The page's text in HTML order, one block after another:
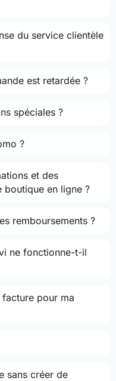
du service clientèle
est retardée ?
spéciales ?
?
et des
boutique en ligne ?
remboursements ?
ne fonctionne-t-il
pour ma
sans créer de